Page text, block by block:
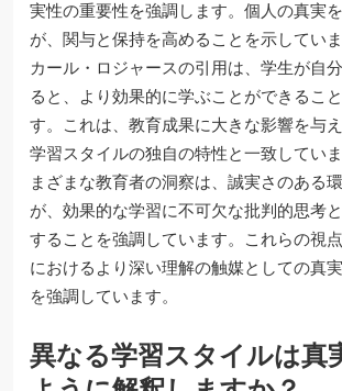
実性の重要性を強調します。個人の真実
が、関与と保持を高めることを示していま
カール・ロジャースの引用は、学生が自
ると、より効果的に学ぶことができるこ
す。これは、教育成果に大きな影響を与
学習スタイルの独自の特性と一致してい
まざまな教育者の洞察は、誠実さのある
が、効果的な学習に不可欠な批判的思考
することを強調しています。これらの視
におけるより深い理解の触媒としての真
を強調しています。
異なる学習スタイルは真